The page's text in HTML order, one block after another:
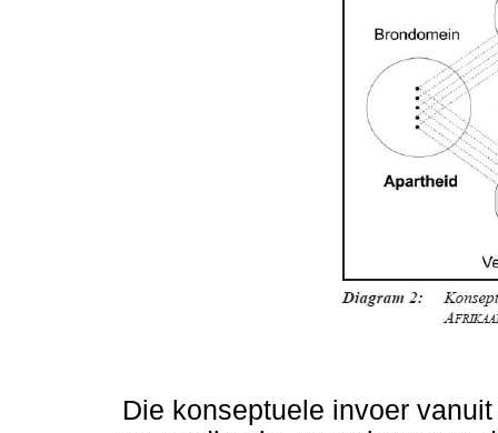
Die konseptuele invoer